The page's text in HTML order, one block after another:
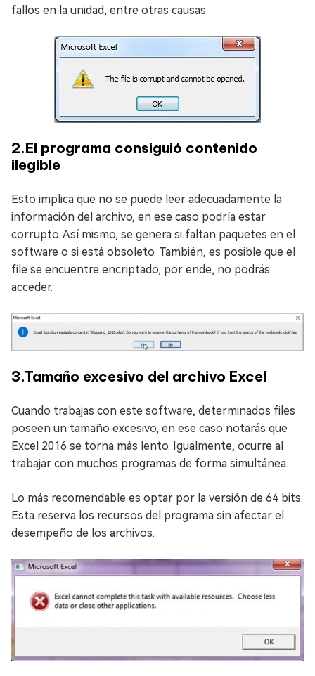
fallos en la unidad, entre otras causas.
2.El programa consiguió contenido
ilegible
Esto implica que no se puede leer adecuadamente la
información del archivo, en ese caso podría estar
corrupto. Así mismo, se genera si faltan paquetes en el
software o si está obsoleto. También, es posible que el
file se encuentre encriptado, por ende, no podrás
acceder.
3.Tamaño excesivo del archivo Excel
Cuando trabajas con este software, determinados files
poseen un tamaño excesivo, en ese caso notarás que
Excel 2016 se torna más lento. Igualmente, ocurre al
trabajar con muchos programas de forma simultánea.
Lo más recomendable es optar por la versión de 64 bits.
Esta reserva los recursos del programa sin afectar el
desempeño de los archivos.